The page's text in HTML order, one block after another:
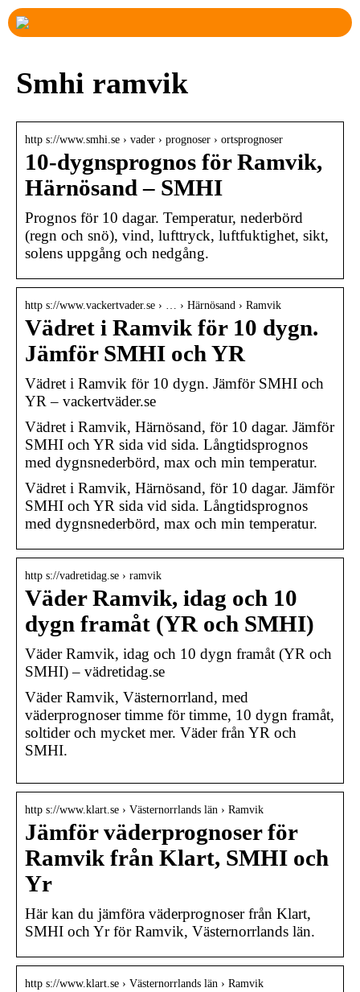
Smhi ramvik
http s://www.smhi.se › vader › prognoser › ortsprognoser
10-dygnsprognos för Ramvik,
Härnösand – SMHI
Prognos för 10 dagar. Temperatur, nederbörd
(regn och snö), vind, lufttryck, luftfuktighet, sikt,
solens uppgång och nedgång.
http s://www.vackertvader.se › … › Härnösand › Ramvik
Vädret i Ramvik för 10 dygn.
Jämför SMHI och YR
Vädret i Ramvik för 10 dygn. Jämför SMHI och
YR – vackertväder.se
Vädret i Ramvik, Härnösand, för 10 dagar. Jämför
SMHI och YR sida vid sida. Långtidsprognos
med dygnsnederbörd, max och min temperatur.
Vädret i Ramvik, Härnösand, för 10 dagar. Jämför
SMHI och YR sida vid sida. Långtidsprognos
med dygnsnederbörd, max och min temperatur.
http s://vadretidag.se › ramvik
Väder Ramvik, idag och 10
dygn framåt (YR och SMHI)
Väder Ramvik, idag och 10 dygn framåt (YR och
SMHI) – vädretidag.se
Väder Ramvik, Västernorrland, med
väderprognoser timme för timme, 10 dygn framåt,
soltider och mycket mer. Väder från YR och
SMHI.
http s://www.klart.se › Västernorrlands län › Ramvik
Jämför väderprognoser för
Ramvik från Klart, SMHI och
Yr
Här kan du jämföra väderprognoser från Klart,
SMHI och Yr för Ramvik, Västernorrlands län.
http s://www.klart.se › Västernorrlands län › Ramvik